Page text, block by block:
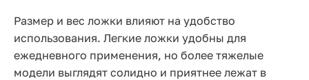
Размер и вес ложки влияют на удобство
использования. Легкие ложки удобны для
ежедневного применения, но более тяжелые
модели выглядят солидно и приятнее лежат в